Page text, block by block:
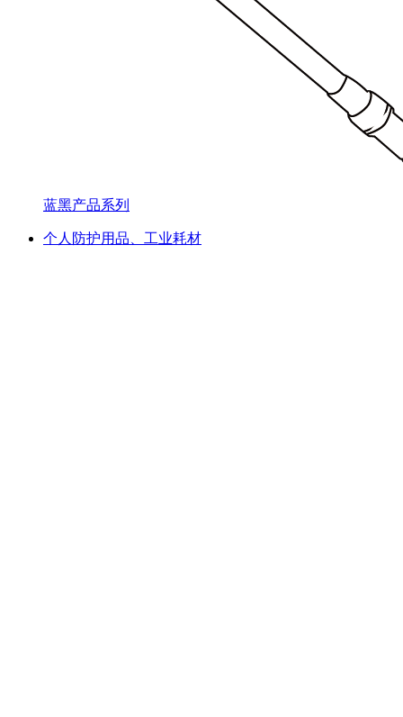
蓝黑产品系列
个人防护用品、工业耗材